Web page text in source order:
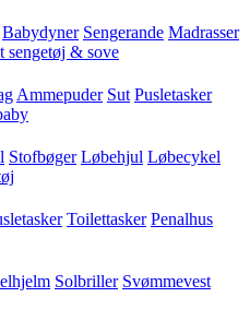
Babydyner Sengerande Madrasser
sengetøj & sove
Ammepuder Sut Pusletasker
Stofbøger Løbehjul Løbecykel
Toilettasker Penalhus
Solbriller Svømmevest